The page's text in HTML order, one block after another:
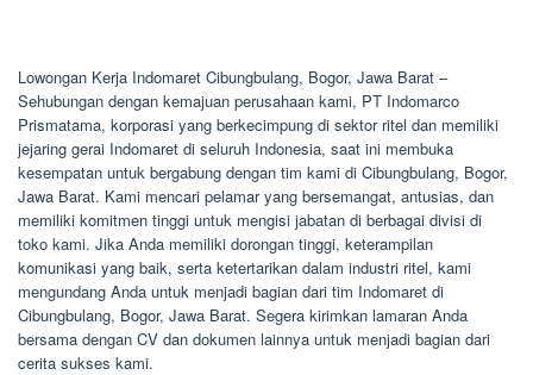
Lowongan Kerja Indomaret Cibungbulang, Bogor, Jawa Barat –
Sehubungan dengan kemajuan perusahaan kami, PT Indomarco
Prismatama, korporasi yang berkecimpung di sektor ritel dan memiliki
jejaring gerai Indomaret di seluruh Indonesia, saat ini membuka
kesempatan untuk bergabung dengan tim kami di Cibungbulang, Bogor,
Jawa Barat. Kami mencari pelamar yang bersemangat, antusias, dan
memiliki komitmen tinggi untuk mengisi jabatan di berbagai divisi di
toko kami. Jika Anda memiliki dorongan tinggi, keterampilan
komunikasi yang baik, serta ketertarikan dalam industri ritel, kami
mengundang Anda untuk menjadi bagian dari tim Indomaret di
Cibungbulang, Bogor, Jawa Barat. Segera kirimkan lamaran Anda
bersama dengan CV dan dokumen lainnya untuk menjadi bagian dari
cerita sukses kami.